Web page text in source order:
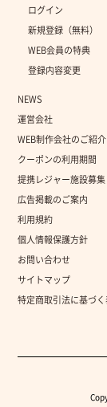
ログイン
新規登録（無料）
WEB会員の特典
登録内容変更
NEWS
運営会社
WEB制作会社のご紹介
クーポンの利用期間
提携レジャー施設募集
広告掲載のご案内
利用規約
個人情報保護方針
お問い合わせ
サイトマップ
特定商取引法に基づ